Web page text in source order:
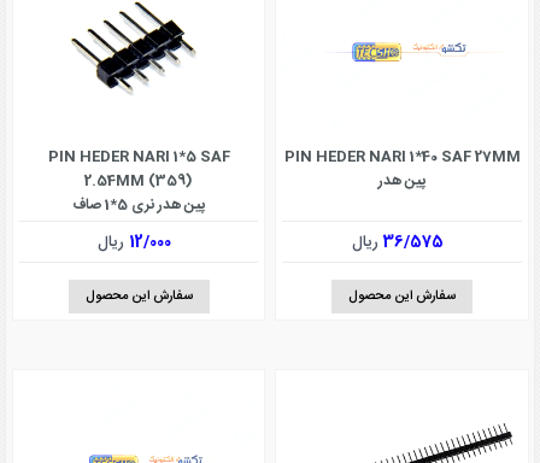
PIN HEDER NARI 1*40 SAF 27MM
پین هدر
36/575ریال
سفارش این محصول
PIN HEDER NARI 1*5 SAF
2.54MM (359)
پین هدر نری 5*1 صاف
12/000 ریال
سفارش این محصول